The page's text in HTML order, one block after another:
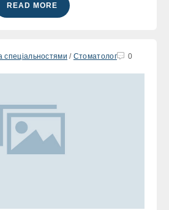
READ MORE
спеціальностями / Стоматолог 0